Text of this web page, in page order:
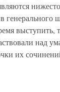
выступить,
над
их